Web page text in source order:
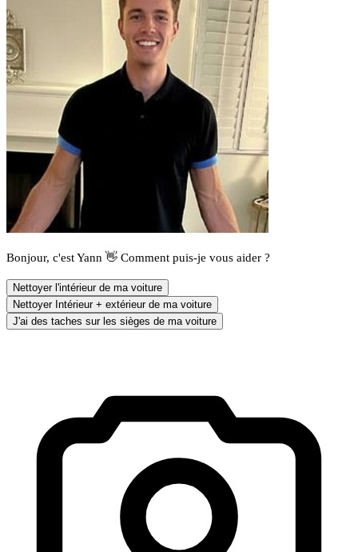
Bonjour, c'est Yann 👋 Comment puis-je vous aider ?
Nettoyer l'intérieur de ma voiture
Nettoyer Intérieur + extérieur de ma voiture
J'ai des taches sur les sièges de ma voiture